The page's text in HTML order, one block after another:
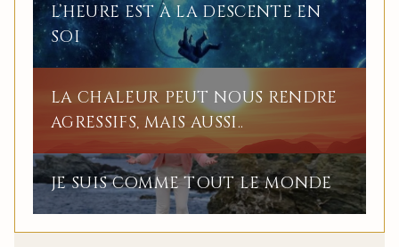
L’HEURE EST À LA DESCENTE EN
SOI
LA CHALEUR PEUT NOUS RENDRE
AGRESSIFS, MAIS AUSSI..
JE SUIS COMME TOUT LE MONDE